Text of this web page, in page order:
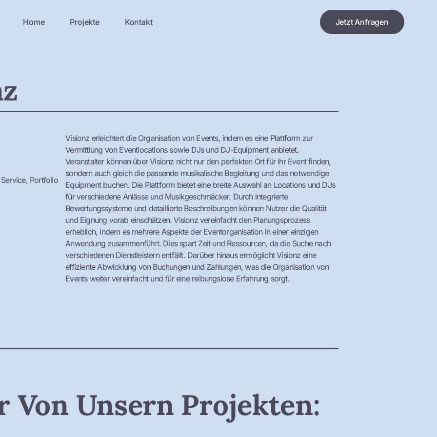
Home Projekte Kontakt Jetzt Anfragen
Portfolio
Visionz erleichtert die Organisation von Events, indem es eine Plattform zur
Vermittlung von Eventlocations sowie DJs und DJ-Equipment anbietet.
Veranstalter können über Visionz nicht nur den perfekten Ort für ihr Event finden,
sondern auch gleich die passende musikalische Begleitung und das notwendige
Equipment buchen. Die Plattform bietet eine breite Auswahl an Locations und DJs
für verschiedene Anlässe und Musikgeschmäcker. Durch integrierte
Bewertungssysteme und detaillierte Beschreibungen können Nutzer die Qualität
und Eignung vorab einschätzen. Visionz vereinfacht den Planungsprozess
erheblich, indem es mehrere Aspekte der Eventorganisation in einer einzigen
Anwendung zusammenführt. Dies spart Zeit und Ressourcen, da die Suche nach
verschiedenen Dienstleistern entfällt. Darüber hinaus ermöglicht Visionz eine
effiziente Abwicklung von Buchungen und Zahlungen, was die Organisation von
Events weiter vereinfacht und für eine reibungslose Erfahrung sorgt.
Von Unsern Projekten: